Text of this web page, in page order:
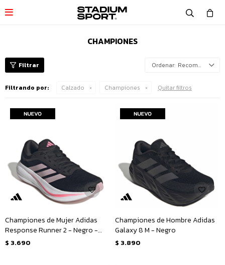

CHAMPIONES
Recomendados
Filtrando por: Calzado Championes Quitar filtros
Championes de Mujer Adidas
Response Runner 2 - Negro -
Fucsia
$ 3.690
Championes de Hombre Adidas
Galaxy 8 M - Negro
$ 3.890